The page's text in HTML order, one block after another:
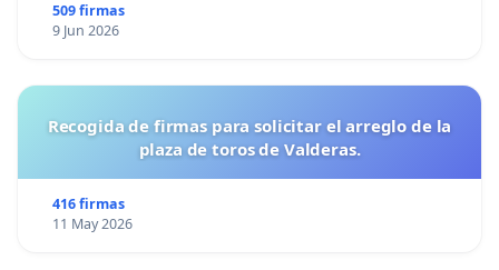
509 firmas
9 Jun 2026
Recogida de firmas para solicitar el arreglo de la
plaza de toros de Valderas.
416 firmas
11 May 2026